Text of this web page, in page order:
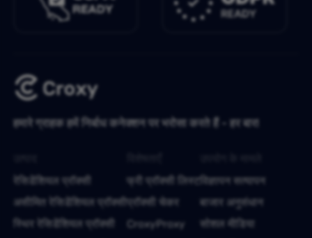
हमारे ग्राहक हमें निर्बाध कनेक्शन पर भरोसा करते हैं - हर बार!
रेसिडेंशियल प्रॉक्सी
असीमित रेसिडेंशियल प्रॉक्सी
स्थिर रेसिडेंशियल प्रॉक्सी
फ्री प्रॉक्सी लिस्ट
प्रॉक्सी चेकर
CroxyProxy
विज्ञापन सत्यापन
बाजार अनुसंधान
सोशल मीडिया